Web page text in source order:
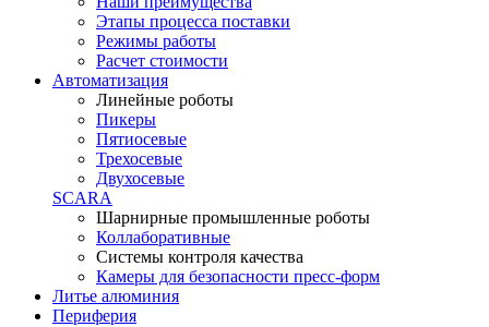
Этапы процесса поставки
Режимы работы
Расчет стоимости
Автоматизация
Линейные роботы
Пикеры
Пятиосевые
Трехосевые
Двухосевые
SCARA
Шарнирные промышленные роботы
Коллаборативные
Системы контроля качества
Камеры для безопасности пресс-форм
Литье алюминия
Периферия